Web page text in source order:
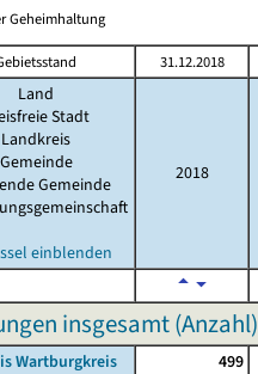
Geheimhaltung
31.12.2018
Land
Stadt
Landkreis
Gemeinde
Gemeinde
einblenden
2018
insgesamt (Anzahl)
Wartburgkreis 499